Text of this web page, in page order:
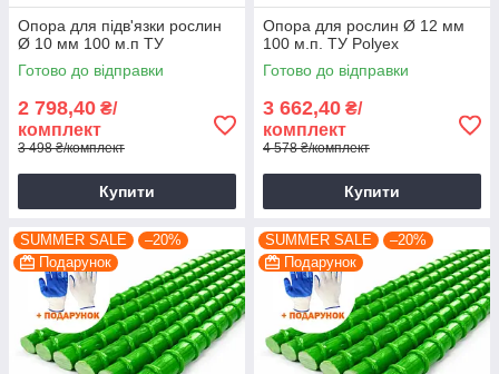
Опора для підв'язки рослин
Ø 10 мм 100 м.п ТУ
Готово до відправки
2 798,40 ₴/
комплект
3 498 ₴/комплект
Купити
Опора для рослин Ø 12 мм
100 м.п. ТУ Polyex
Готово до відправки
3 662,40 ₴/
комплект
4 578 ₴/комплект
Купити
SUMMER SALE
–20%
Подарунок
SUMMER SALE
–20%
Подарунок